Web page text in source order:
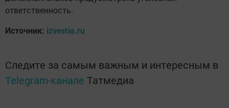
ответственность.
Источник: izvestia.ru
Следите за самым важным и интересным в
Telegram-канале Татмедиа